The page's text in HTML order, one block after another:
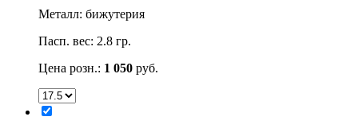
Металл: бижутерия
Пасп. вес: 2.8 гр.
Цена розн.: 1 050 руб.